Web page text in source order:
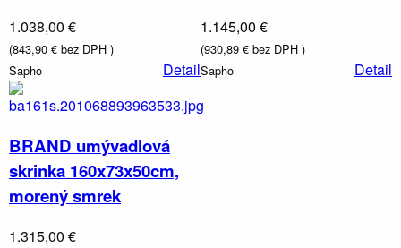
sprchy
1.038,00 €
(843,90 € bez DPH )
Sapho
Detail
1.145,00 €
(930,89 € bez DPH )
Sapho
Detail
BRAND umývadlová
skrinka 160x73x50cm,
morený smrek
1.315,00 €